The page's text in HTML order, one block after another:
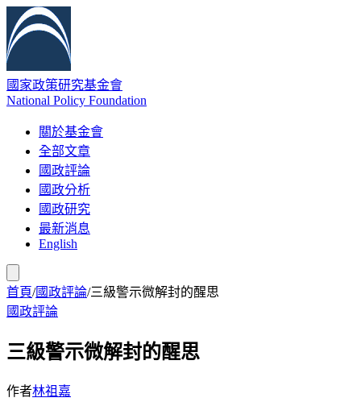
國家政策研究基金會
National Policy Foundation
關於基金會
全部文章
國政評論
國政分析
國政研究
最新消息
English
首頁/國政評論/三級警示微解封的醒思
國政評論
三級警示微解封的醒思
作者林祖嘉